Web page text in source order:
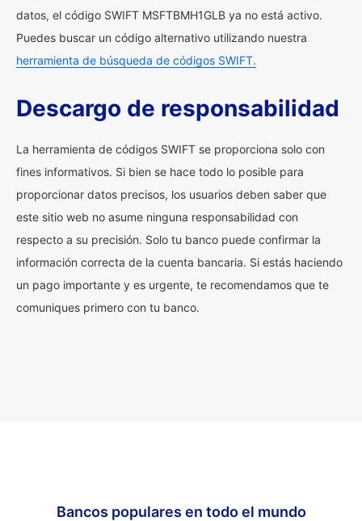
datos, el código SWIFT MSFTBMH1GLB ya no está activo.
Puedes buscar un código alternativo utilizando nuestra
herramienta de búsqueda de códigos SWIFT.
Descargo de responsabilidad
La herramienta de códigos SWIFT se proporciona solo con
fines informativos. Si bien se hace todo lo posible para
proporcionar datos precisos, los usuarios deben saber que
este sitio web no asume ninguna responsabilidad con
respecto a su precisión. Solo tu banco puede confirmar la
información correcta de la cuenta bancaria. Si estás haciendo
un pago importante y es urgente, te recomendamos que te
comuniques primero con tu banco.
Bancos populares en todo el mundo